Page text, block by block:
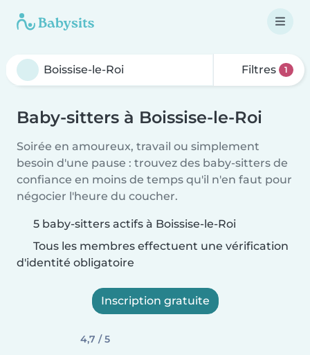
Filtres 1
Baby-sitters à Boissise-le-Roi
Soirée en amoureux, travail ou simplement
besoin d'une pause : trouvez des baby-sitters de
confiance en moins de temps qu'il n'en faut pour
négocier l'heure du coucher.
5 baby-sitters actifs à Boissise-le-Roi
Tous les membres effectuent une vérification
d'identité obligatoire
Inscription gratuite
4,7 / 5